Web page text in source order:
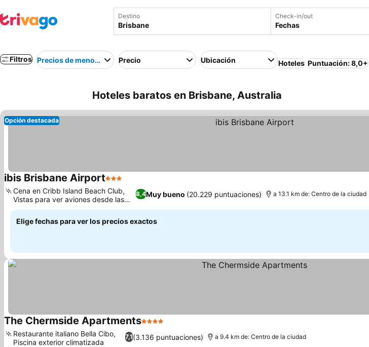
Destino Check-in/out
Fechas
Filtros Precios de menor a mayorPrecio Ubicación Hoteles Puntuación: 8,0+
Hoteles baratos en Brisbane, Australia
Opción destacada
ibis Brisbane Airport3 Estrellas
8,4Muy bueno (20.229 puntuaciones)
Cena en Cribb Island Beach Club,
Vistas para ver aviones desde las
habitaciones
a 13.1 km de: Centro de la ciudad
Elige fechas para ver los precios exactos
The Chermside Apartments4 Estrellas
7,1(3.136 puntuaciones)
Restaurante italiano Bella Cibo,
Piscina exterior climatizada
a 9.4 km de: Centro de la ciudad